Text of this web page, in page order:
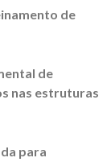
de
de
nas estruturas
para